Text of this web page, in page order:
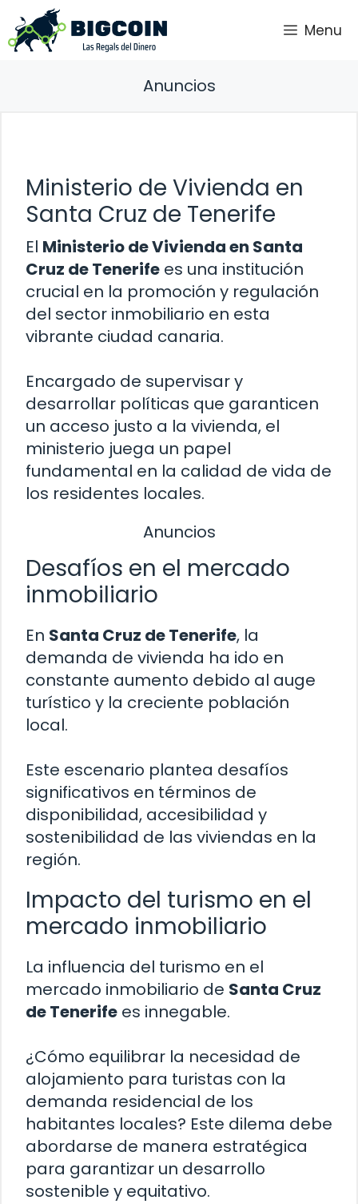
Saltar
al
contenido
Menu
Anuncios
Ministerio de Vivienda en
Santa Cruz de Tenerife
El Ministerio de Vivienda en Santa
Cruz de Tenerife es una institución
crucial en la promoción y regulación
del sector inmobiliario en esta
vibrante ciudad canaria.
Encargado de supervisar y
desarrollar políticas que garanticen
un acceso justo a la vivienda, el
ministerio juega un papel
fundamental en la calidad de vida de
los residentes locales.
Anuncios
Desafíos en el mercado
inmobiliario
En Santa Cruz de Tenerife, la
demanda de vivienda ha ido en
constante aumento debido al auge
turístico y la creciente población
local.
Este escenario plantea desafíos
significativos en términos de
disponibilidad, accesibilidad y
sostenibilidad de las viviendas en la
región.
Impacto del turismo en el
mercado inmobiliario
La influencia del turismo en el
mercado inmobiliario de Santa Cruz
de Tenerife es innegable.
¿Cómo equilibrar la necesidad de
alojamiento para turistas con la
demanda residencial de los
habitantes locales? Este dilema debe
abordarse de manera estratégica
para garantizar un desarrollo
sostenible y equitativo.